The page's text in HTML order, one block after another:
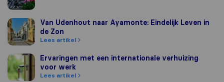
Van Udenhout naar Ayamonte: Eindelijk Leven in de Zon
Van Udenhout naar Ayamonte: Eindelijk Leven in
de Zon
Lees artikel
Ervaringen met een internationale verhuizing voor werk
Ervaringen met een internationale verhuizing
voor werk
Lees artikel